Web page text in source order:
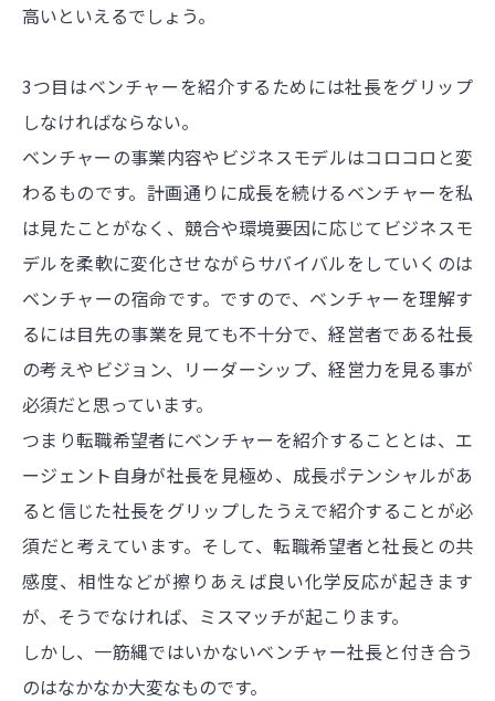
高いといえるでしょう。
3つ目はベンチャーを紹介するためには社長をグリップ
しなければならない。
ベンチャーの事業内容やビジネスモデルはコロコロと変
わるものです。計画通りに成長を続けるベンチャーを私
は見たことがなく、競合や環境要因に応じてビジネスモ
デルを柔軟に変化させながらサバイバルをしていくのは
ベンチャーの宿命です。ですので、ベンチャーを理解す
るには目先の事業を見ても不十分で、経営者である社長
の考えやビジョン、リーダーシップ、経営力を見る事が
必須だと思っています。
つまり転職希望者にベンチャーを紹介することとは、エ
ージェント自身が社長を見極め、成長ポテンシャルがあ
ると信じた社長をグリップしたうえで紹介することが必
須だと考えています。そして、転職希望者と社長との共
感度、相性などが擦りあえば良い化学反応が起きます
が、そうでなければ、ミスマッチが起こります。
しかし、一筋縄ではいかないベンチャー社長と付き合う
のはなかなか大変なものです。